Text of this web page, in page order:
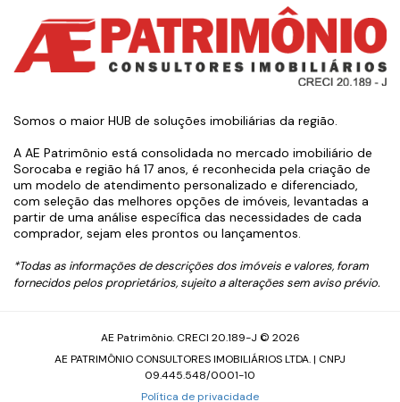
Somos o maior HUB de soluções imobiliárias da região.
A AE Patrimônio está consolidada no mercado imobiliário de
Sorocaba e região há 17 anos, é reconhecida pela criação de
um modelo de atendimento personalizado e diferenciado,
com seleção das melhores opções de imóveis, levantadas a
partir de uma análise específica das necessidades de cada
comprador, sejam eles prontos ou lançamentos.
*Todas as informações de descrições dos imóveis e valores, foram
fornecidos pelos proprietários, sujeito a alterações sem aviso prévio.
AE Patrimônio. CRECI 20.189-J © 2026
AE PATRIMÔNIO CONSULTORES IMOBILIÁRIOS LTDA. | CNPJ
09.445.548/0001-10
Política de privacidade